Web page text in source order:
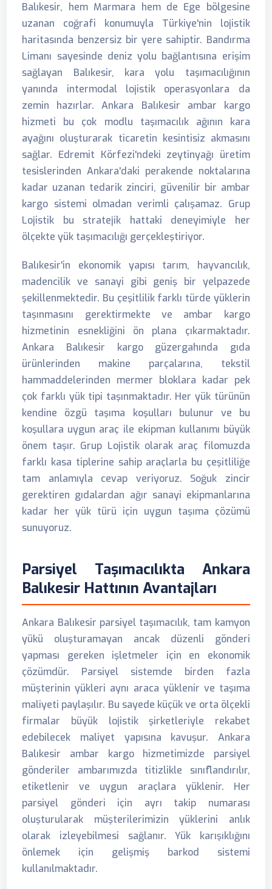
Balıkesir, hem Marmara hem de Ege bölgesine
uzanan coğrafi konumuyla Türkiye'nin lojistik
haritasında benzersiz bir yere sahiptir. Bandırma
Limanı sayesinde deniz yolu bağlantısına erişim
sağlayan Balıkesir, kara yolu taşımacılığının
yanında intermodal lojistik operasyonlara da
zemin hazırlar. Ankara Balıkesir ambar kargo
hizmeti bu çok modlu taşımacılık ağının kara
ayağını oluşturarak ticaretin kesintisiz akmasını
sağlar. Edremit Körfezi'ndeki zeytinyağı üretim
tesislerinden Ankara'daki perakende noktalarına
kadar uzanan tedarik zinciri, güvenilir bir ambar
kargo sistemi olmadan verimli çalışamaz. Grup
Lojistik bu stratejik hattaki deneyimiyle her
ölçekte yük taşımacılığı gerçekleştiriyor.
Balıkesir'in ekonomik yapısı tarım, hayvancılık,
madencilik ve sanayi gibi geniş bir yelpazede
şekillenmektedir. Bu çeşitlilik farklı türde yüklerin
taşınmasını gerektirmekte ve ambar kargo
hizmetinin esnekliğini ön plana çıkarmaktadır.
Ankara Balıkesir kargo güzergahında gıda
ürünlerinden makine parçalarına, tekstil
hammaddelerinden mermer bloklara kadar pek
çok farklı yük tipi taşınmaktadır. Her yük türünün
kendine özgü taşıma koşulları bulunur ve bu
koşullara uygun araç ile ekipman kullanımı büyük
önem taşır. Grup Lojistik olarak araç filomuzda
farklı kasa tiplerine sahip araçlarla bu çeşitliliğe
tam anlamıyla cevap veriyoruz. Soğuk zincir
gerektiren gıdalardan ağır sanayi ekipmanlarına
kadar her yük türü için uygun taşıma çözümü
sunuyoruz.
Parsiyel Taşımacılıkta Ankara
Balıkesir Hattının Avantajları
Ankara Balıkesir parsiyel taşımacılık, tam kamyon
yükü oluşturamayan ancak düzenli gönderi
yapması gereken işletmeler için en ekonomik
çözümdür. Parsiyel sistemde birden fazla
müşterinin yükleri aynı araca yüklenir ve taşıma
maliyeti paylaşılır. Bu sayede küçük ve orta ölçekli
firmalar büyük lojistik şirketleriyle rekabet
edebilecek maliyet yapısına kavuşur. Ankara
Balıkesir ambar kargo hizmetimizde parsiyel
gönderiler ambarımızda titizlikle sınıflandırılır,
etiketlenir ve uygun araçlara yüklenir. Her
parsiyel gönderi için ayrı takip numarası
oluşturularak müşterilerimizin yüklerini anlık
olarak izleyebilmesi sağlanır. Yük karışıklığını
önlemek için gelişmiş barkod sistemi
kullanılmaktadır.